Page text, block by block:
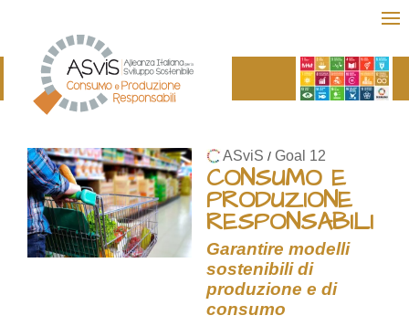
ASviS / Goal 12
CONSUMO E
PRODUZIONE
RESPONSABILI
Garantire modelli
sostenibili di
produzione e di
consumo